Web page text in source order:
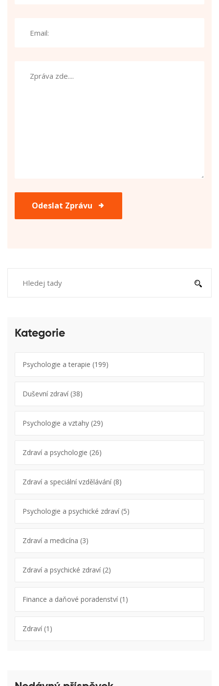
Odeslat Zprávu
Kategorie
Psychologie a terapie (199)
Duševní zdraví(38)
Psychologie a vztahy (29)
Zdraví a psychologie (26)
Zdraví a speciální vzdělávání(8)
Psychologie a psychické zdraví(5)
Zdraví a medicína (3)
Zdraví a psychické zdraví(2)
Finance a daňové poradenství(1)
Zdraví(1)